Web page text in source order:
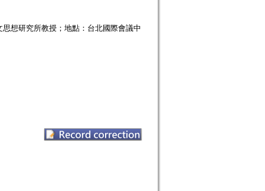
想研究所教授；地點：台北國際會議中